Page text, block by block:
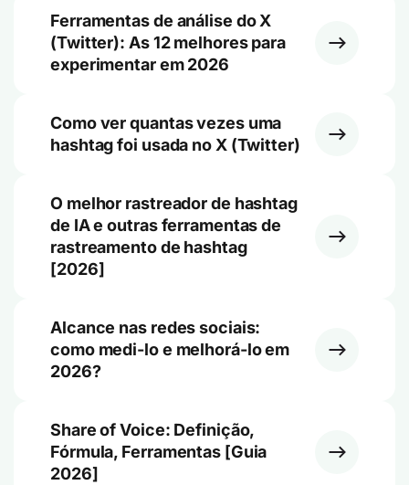
Ferramentas de análise do X
(Twitter): As 12 melhores para
experimentar em 2026
Como ver quantas vezes uma
hashtag foi usada no X (Twitter)
O melhor rastreador de hashtag
de IA e outras ferramentas de
rastreamento de hashtag
[2026]
Alcance nas redes sociais:
como medi-lo e melhorá-lo em
2026?
Share of Voice: Definição,
Fórmula, Ferramentas [Guia
2026]